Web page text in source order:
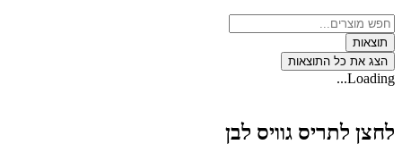
את כל התוצאות
לתריס גוויס לבן